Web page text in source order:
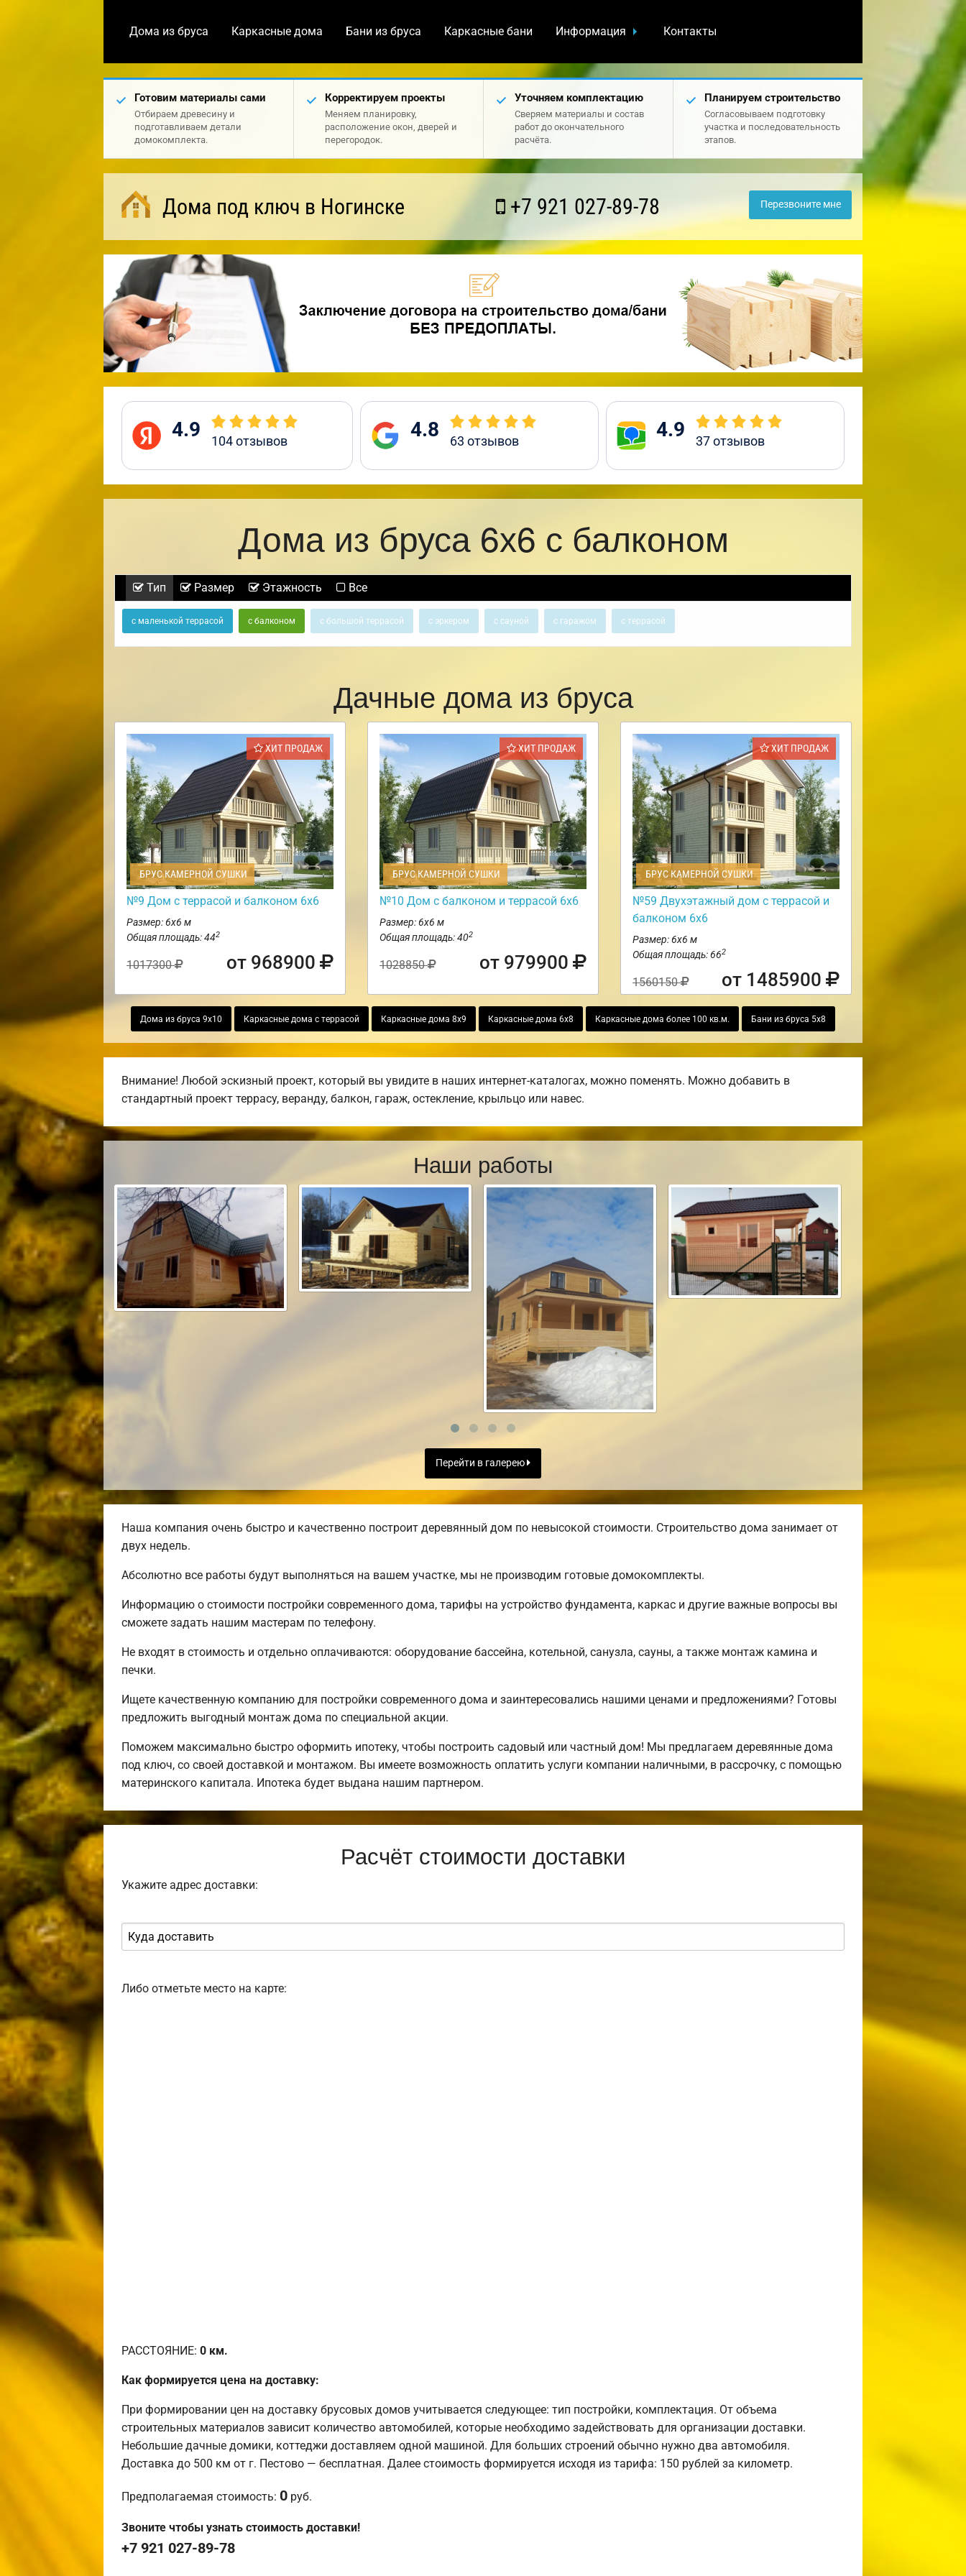
Дома из бруса Каркасные дома Бани из бруса Каркасные бани Информация Контакты
Готовим материалы сами
Отбираем древесину и
подготавливаем детали
домокомплекта.
Корректируем проекты
Меняем планировку,
расположение окон, дверей и
перегородок.
Уточняем комплектацию
Сверяем материалы и состав
работ до окончательного
расчёта.
Планируем строительство
Согласовываем подготовку
участка и последовательность
этапов.
Дома под ключ в Ногинске +7 921 027-89-78 Перезвоните мне
4.9 104отзывов 4.8 63 отзывов 4.9 37отзывов
Дома из бруса 6х6 с балконом
Тип Размер Этажность Все
с маленькой террасой с балконом с большой террасой с эркером с сауной с гаражом с террасой
Дачные дома из бруса
ХИТ ПРОДАЖ
БРУС КАМЕРНОЙ СУШКИ
№9 Дом с террасой и балконом 6х6
Размер: 6х6 м
Общая площадь: 442
1017300 от 968900
ХИТ ПРОДАЖ
БРУС КАМЕРНОЙ СУШКИ
№10 Дом с балконом и террасой 6х6
Размер: 6х6 м
Общая площадь: 402
1028850 от 979900
ХИТ ПРОДАЖ
БРУС КАМЕРНОЙ СУШКИ
№59 Двухэтажный дом с террасой и
балконом 6х6
Размер: 6х6 м
Общая площадь: 662
1560150 от 1485900
Дома из бруса 9х10 Каркасные дома с террасой Каркасные дома 8х9 Каркасные дома 6х8 Каркасные дома более 100 кв.м. Бани из бруса 5х8
Внимание! Любой эскизный проект, который вы увидите в наших интернет-каталогах, можно поменять. Можно добавить в
стандартный проект террасу, веранду, балкон, гараж, остекление, крыльцо или навес.
Наши работы
Перейти в галерею
Наша компания очень быстро и качественно построит деревянный дом по невысокой стоимости. Строительство дома занимает от
двух недель.
Абсолютно все работы будут выполняться на вашем участке, мы не производим готовые домокомплекты.
Информацию о стоимости постройки современного дома, тарифы на устройство фундамента, каркас и другие важные вопросы вы
сможете задать нашим мастерам по телефону.
Не входят в стоимость и отдельно оплачиваются: оборудование бассейна, котельной, санузла, сауны, а также монтаж камина и
печки.
Ищете качественную компанию для постройки современного дома и заинтересовались нашими ценами и предложениями? Готовы
предложить выгодный монтаж дома по специальной акции.
Поможем максимально быстро оформить ипотеку, чтобы построить садовый или частный дом! Мы предлагаем деревянные дома
под ключ, со своей доставкой и монтажом. Вы имеете возможность оплатить услуги компании наличными, в рассрочку, с помощью
материнского капитала. Ипотека будет выдана нашим партнером.
Расчёт стоимости доставки
Укажите адрес доставки:
Либо отметьте место на карте:
РАССТОЯНИЕ: 0 км.
Как формируется цена на доставку:
При формировании цен на доставку брусовых домов учитывается следующее: тип постройки, комплектация. От объема
строительных материалов зависит количество автомобилей, которые необходимо задействовать для организации доставки.
Небольшие дачные домики, коттеджи доставляем одной машиной. Для больших строений обычно нужно два автомобиля.
Доставка до 500 км от г. Пестово — бесплатная. Далее стоимость формируется исходя из тарифа: 150 рублей за километр.
Предполагаемая стоимость: 0 руб.
Звоните чтобы узнать стоимость доставки!
+7 921 027-89-78